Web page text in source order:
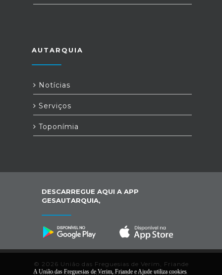
AUTARQUIA
Notícias
Serviços
Toponímia
DESCARREGUE AQUI A APP
GESAUTARQUIA,
© 2026 União das Freguesias de Verim, Friande
e Ajude. Todos os direitos reservados |Termos e
A União das Freguesias de Verim, Friande e Ajude utiliza cookies